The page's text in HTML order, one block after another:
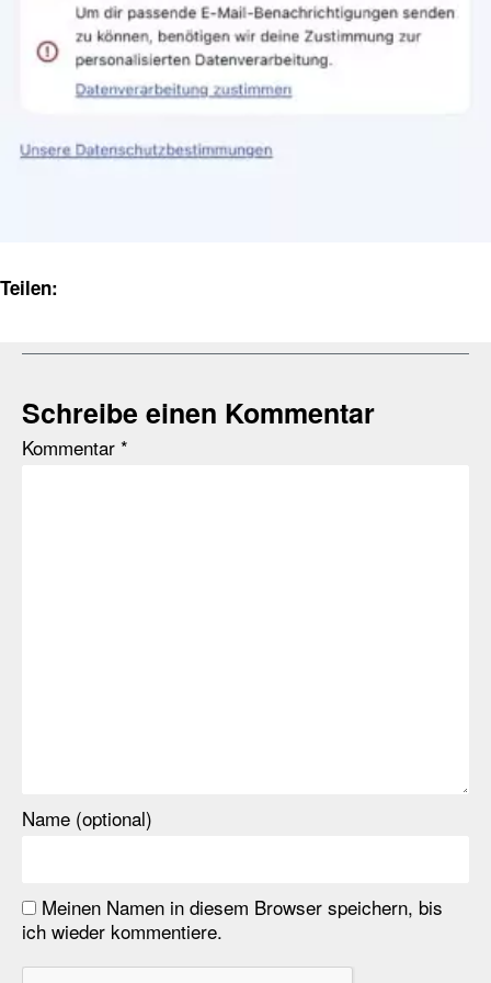
Teilen:
Schreibe einen Kommentar
Kommentar *
Name (optional)
Meinen Namen in diesem Browser speichern, bis
ich wieder kommentiere.